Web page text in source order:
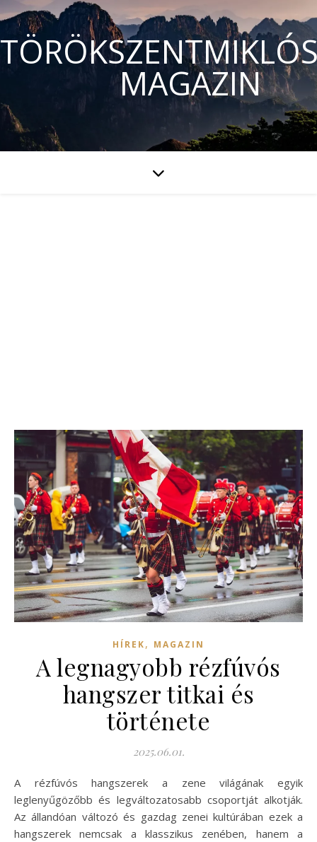
MAGAZIN
HÍREK, MAGAZIN
A legnagyobb rézfúvós
hangszer titkai és
története
2025.06.01.
A rézfúvós hangszerek a zene világának egyik
leglenyűgözőbb és legváltozatosabb csoportját alkotják.
Az állandóan változó és gazdag zenei kultúrában ezek a
hangszerek nemcsak a klasszikus zenében, hanem a